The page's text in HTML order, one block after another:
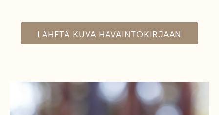
LÄHETÄ KUVA HAVAINTOKIRJAAN